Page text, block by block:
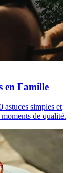
en Famille
astuces simples et
de qualité.